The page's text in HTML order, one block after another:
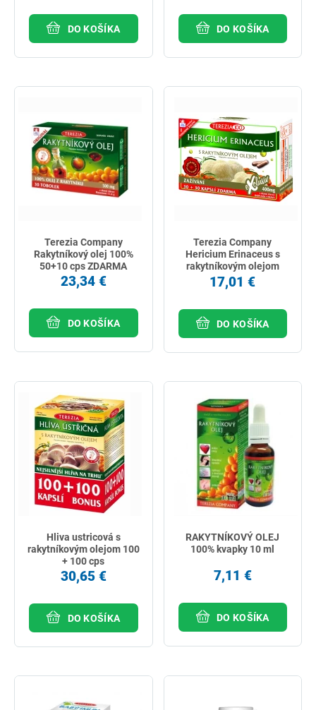
DO KOŠÍKA DO KOŠÍKA
Terezia Company
Rakytníkový olej 100%
50+10 cps ZDARMA
23,34 €
DO KOŠÍKA
Terezia Company
Hericium Erinaceus s
rakytníkovým olejom
30+30 cps
17,01 €
DO KOŠÍKA
Hliva ustricová s
rakytníkovým olejom 100
+ 100 cps
30,65 €
DO KOŠÍKA
RAKYTNÍKOVÝ OLEJ
100% kvapky 10 ml
7,11 €
DO KOŠÍKA